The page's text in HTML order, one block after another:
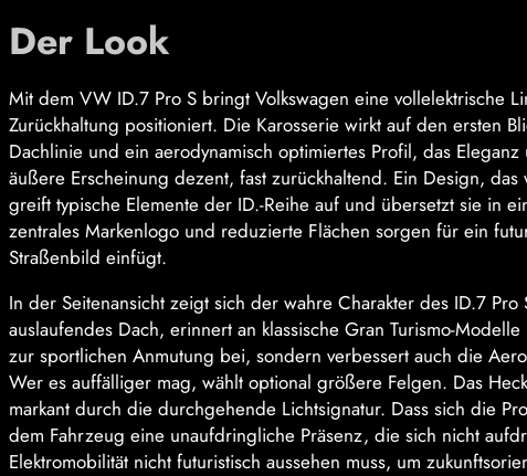
Der Look
Mit dem VW ID.7 Pro S bringt Volkswagen eine vollelektrische
Zurückhaltung positioniert. Die Karosserie wirkt auf den ersten
Dachlinie und ein aerodynamisch optimiertes Profil, das
äußere Erscheinung dezent, fast zurückhaltend. Ein Design,
greift typische Elemente der ID.-Reihe auf und übersetzt sie in
zentrales Markenlogo und reduzierte Flächen sorgen für ein
Straßenbild einfügt.
In der Seitenansicht zeigt sich der wahre Charakter des ID.7
auslaufendes Dach, erinnert an klassische Gran Turismo-
zur sportlichen Anmutung bei, sondern verbessert auch die
Wer es auffälliger mag, wählt optional größere Felgen. Das
markant durch die durchgehende Lichtsignatur. Dass sich die
dem Fahrzeug eine unaufdringliche Präsenz, die sich nicht
Elektromobilität nicht futuristisch aussehen muss, um